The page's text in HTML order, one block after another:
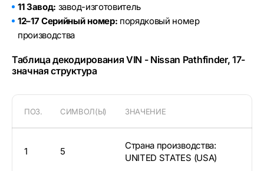
11 Завод: завод-изготовитель
12–17 Серийный номер: порядковый номер
производства
Таблица декодирования VIN - Nissan Pathfinder, 17-
значная структура
ПОЗ. СИМВОЛ(Ы) ЗНАЧЕНИЕ
1 5
Страна производства:
UNITED STATES (USA)